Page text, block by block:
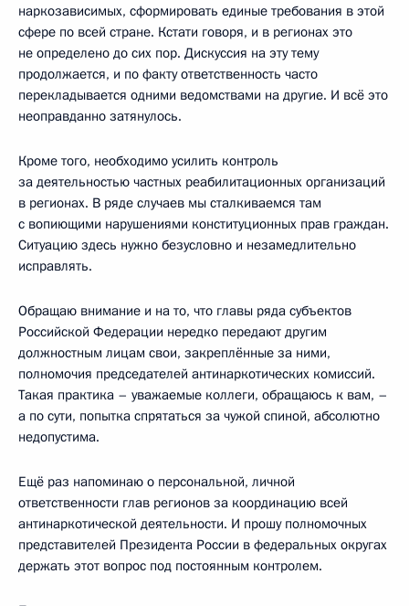
наркозависимых, сформировать единые требования в этой
сфере по всей стране. Кстати говоря, и в регионах это
не определено до сих пор. Дискуссия на эту тему
продолжается, и по факту ответственность часто
перекладывается одними ведомствами на другие. И всё это
неоправданно затянулось.
Кроме того, необходимо усилить контроль
за деятельностью частных реабилитационных организаций
в регионах. В ряде случаев мы сталкиваемся там
с вопиющими нарушениями конституционных прав граждан.
Ситуацию здесь нужно безусловно и незамедлительно
исправлять.
Обращаю внимание и на то, что главы ряда субъектов
Российской Федерации нередко передают другим
должностным лицам свои, закреплённые за ними,
полномочия председателей антинаркотических комиссий.
Такая практика – уважаемые коллеги, обращаюсь к вам, –
а по сути, попытка спрятаться за чужой спиной, абсолютно
недопустима.
Ещё раз напоминаю о персональной, личной
ответственности глав регионов за координацию всей
антинаркотической деятельности. И прошу полномочных
представителей Президента России в федеральных округах
держать этот вопрос под постоянным контролем.